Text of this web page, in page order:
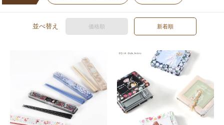
並べ替え 価格順 新着順